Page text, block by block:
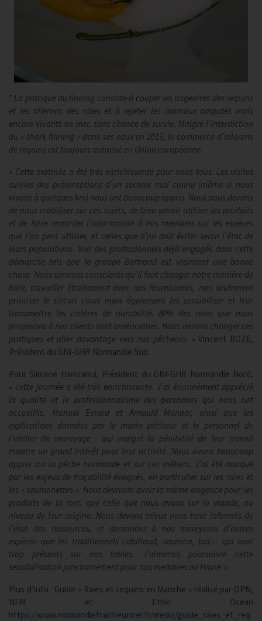
* La pratique du finning consiste à couper les nageoires des requins
et les ailerons des raies et à rejeter les animaux amputés mais
encore vivants en mer, sans chance de survie. Malgré l’interdiction
du « shark finning » dans ses eaux en 2013, le commerce d’ailerons
de requins est toujours autorisé en Union européenne.
« Cette matinée a été très enrichissante pour nous tous. Les visites
suivies des présentations d’un secteur mal connu (même si nous
vivons à quelques km) nous ont beaucoup appris. Nous nous devons
de nous mobiliser sur ces sujets, de bien savoir utiliser les produits
et de faire remonter l’information à nos membres sur les espèces
que l’on peut utiliser, et celles que n’on doit éviter selon l’état de
leurs populations. Voir des professionnels déjà engagés dans cette
démarche tels que le groupe Bertrand est vraiment une bonne
chose. Nous sommes conscients qu’il faut changer notre manière de
faire, travailler étroitement avec nos fournisseurs, non seulement
prioriser le circuit court mais également les sensibiliser et leur
transmettre les critères de durabilité. 80% des raies que nous
proposons à nos clients sont américaines. Nous devons changer ces
pratiques et aller davantage vers nos pêcheurs. » Vincent ROZE,
Président du GNI-GHR Normandie Sud.
Pour Slimane Hamzaoui, Président du GNI-GHR Normandie Nord,
« cette journée a été très enrichissante. J’ai énormément apprécié
la qualité et le professionnalisme des personnes qui nous ont
accueillis, Manuel Evrard et Arnauld Manner, ainsi que les
explications données par le marin pêcheur et le personnel de
l’atelier de mareyage - qui malgré la pénibilité de leur travail
montre un grand intérêt pour leur activité. Nous avons beaucoup
appris sur la pêche normande et sur ces métiers. J’ai été marqué
par les enjeux de traçabilité évoqués, en particulier sur les raies et
les « saumonettes ». Nous devrions avoir la même exigence pour les
produits de la mer, que celle que nous avons sur la viande, au
niveau de leur origine. Nous devons mieux nous tenir informés de
l’état des ressources, et demander à nos mareyeurs d’autres
espèces que les traditionnels cabillaud, saumon, bar… qui sont
trop présents sur nos tables. J’aimerais poursuivre cette
sensibilisation prochainement pour nos membres au Havre. »
Plus d’info : Guide « Raies et requins en Manche » réalisé par OPN,
NFM et Ethic Ocean
https://www.normandiefraicheurmer.fr/media/guide_raies_et_req